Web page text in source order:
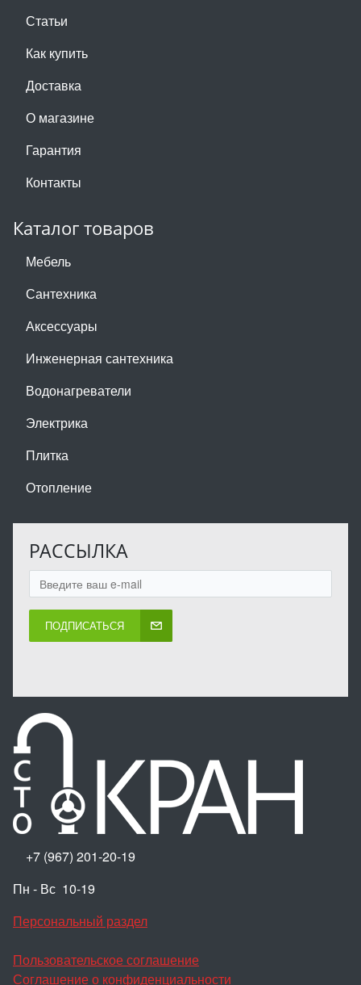
Статьи
Как купить
Доставка
О магазине
Гарантия
Контакты
Каталог товаров
Мебель
Сантехника
Аксессуары
Инженерная сантехника
Водонагреватели
Электрика
Плитка
Отопление
РАССЫЛКА
ПОДПИСАТЬСЯ
+7 (967) 201-20-19
Пн - Вс 10-19
Персональный раздел
Пользовательское соглашение
Соглашение о конфиденциальности